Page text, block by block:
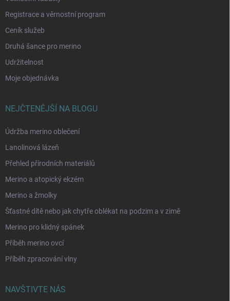
Registrace a věrnostní program
Ceník služeb
Druhá šance pro merino
Udržitelnost
Moje objednávka
NEJČTENĚJŠÍ NA BLOGU
Údržba merino oblečení
Lanolinová lázeň
Přehled přírodních materiálů
Merino a atopický ekzém
Merino a žmolky
Šťastné dítě nebo jak chytře oblékat na podzim a v zimě
Merino pro klidný spánek
Příběh merino ovcí
Příběh zpracování vlny
NAVŠTIVTE NÁS